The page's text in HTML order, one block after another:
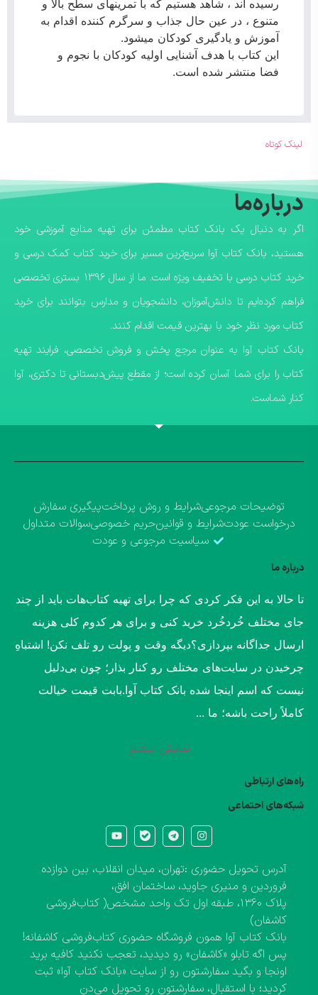
رسیده اند ، شاهد هستیم که با تمرینهای سطح بالا و
متنوع ، در عین حال جذاب و سرگرم کننده اقدام به
آموزش و یادگیری کودکان میشود.
این کتاب با هدف آشنایی اولیه کودکان با نجوم و
فضا منتشر شده است.
لینک کوتاه
درباره‌ما
اگر به دنبال یک بانک کتاب مطمئن برای تهیه منابع آموزشی خود
هستید، بانک کتاب آوا سریع‌ترین مسیر برای خرید کتاب کمک درسی و
خرید کتاب درسی با تخفیف ویژه است. ما از سال ۱۳۹۶ بستری تخصصی
فراهم کرده‌ایم تا دانش‌آموزان، دانشجویان و مدارس بتوانند برای خرید
کتاب مورد نظر خود با بهترین قیمت اقدام کنند.
​بانک کتاب آوا به عنوان مرجع پخش و فروش تخصصی، فرایند تهیه
کتاب را برای شما آسان کرده است؛ از مقطع پیش‌دبستانی تا دکتری، آوا
کنار شماست.
توضیحات مرجوعیشرایط و روش پرداختپیگیری سفارش
درخواست عودتشرایط و قوانینحریم خصوصیسوالات متداول
سیاسیت مرجوعی و عودت
درباره ما
​تا حالا به این فکر کردی که چرا برای تهیه کتاب‌هات باید از چند
جای مختلف خُردخُرد خرید کنی و برای هر کدوم کلی هزینه
ارسال جداگانه بپردازی؟​دیگه وقت و پولت رو تلف نکن! اشتباهِ
چرخیدن در سایت‌های مختلف رو کنار بذار؛ چون بی‌دلیل
نیست که اسم اینجا شده بانک کتاب آوا.​بابت قیمت خیالت
کاملاً راحت باشه؛ ما ...
نمایش بیشتر
راه‌های ارتباطی
شبکه‌های احتماعی
آدرس تحویل حضوری :تهران، میدان انقلاب، بین دوازده
فروردین و منیری جاوید، ساختمان افق،
پلاک ۱۳۶۰، طبقه اول تک واحد مشخص( کتاب‌فروشی
کاشفان)
بانک کتاب آوا همون فروشگاه حضوری کتاب‌فروشی کاشفانه!
پس اگه تابلو «کاشفان» رو دیدید، تعجب نکنید کافیه برید
اونجا و بگید سفارشتون رو از سایت «بانک کتاب آوا» ثبت
کردید؛ با استقبال، سفارشتون رو تحویل می‌دن